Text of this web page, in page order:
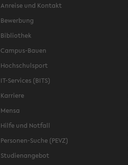
Anreise und Kontakt
Bewerbung
Bibliothek
Campus-Bauen
Hochschulsport
IT-Services (BITS)
Karriere
Mensa
Hilfe und Notfall
Personen-Suche (PEVZ)
Studienangebot